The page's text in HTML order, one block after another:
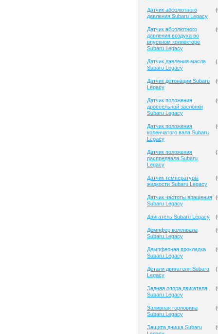
Датчик абсолютного
давления Subaru Legacy
(
Датчик абсолютного
давления воздуха во
впускном коллекторе
Subaru Legacy
(
Датчик давления масла
Subaru Legacy
(
Датчик детонации Subaru
Legacy
(
Датчик положения
дроссельной заслонки
Subaru Legacy
(
Датчик положения
коленчатого вала Subaru
Legacy
(
Датчик положения
распредвала Subaru
Legacy
(
Датчик температуры
жидкости Subaru Legacy
(
Датчик частоты вращения
Subaru Legacy
(
Двигатель Subaru Legacy (
Демпфер коленвала
Subaru Legacy
(
Демпферная прокладка
Subaru Legacy
(
Детали двигателя Subaru
Legacy
(
Задняя опора двигателя
Subaru Legacy
(
Заливная горловина
Subaru Legacy
(
Защита днища Subaru
(